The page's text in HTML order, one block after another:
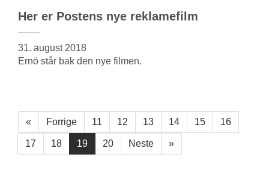
Her er Postens nye reklamefilm
31. august 2018
Ernö står bak den nye filmen.
« Forrige 11 12 13 14 15 16
17 18 19 20 Neste »